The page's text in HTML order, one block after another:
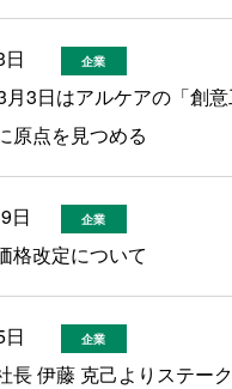
企業
3日はアルケアの「創意
原点を見つめる
日 企業
格改定について
企業
長 伊藤 克己よりステー